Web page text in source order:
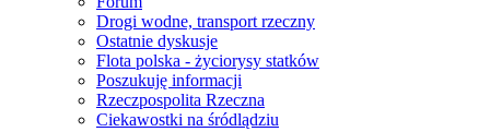
Drogi wodne, transport rzeczny
Ostatnie dyskusje
Flota polska - życiorysy statków
Poszukuję informacji
Rzeczpospolita Rzeczna
Ciekawostki na śródlądziu